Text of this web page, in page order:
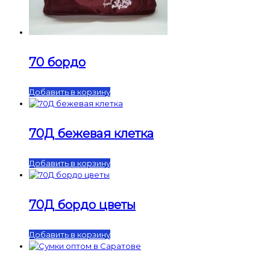
70 бордо
Добавить в корзину
70Д бежевая клетка
Добавить в корзину
70Д бордо цветы
Добавить в корзину